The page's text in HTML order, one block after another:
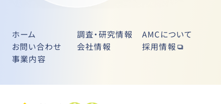
ホーム 調査・研究情報
AMCについて
お問い合わせ
会社情報
採用情報
事業内容